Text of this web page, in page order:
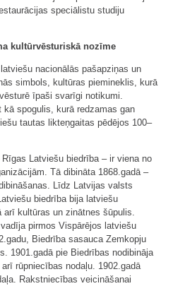
speciālistu studiju
kultūrvēsturiskā nozīme
nacionālās pašapziņas un
simbols, kultūras piemineklis, kurā
īpaši svarīgi notikumi.
spogulis, kurā redzamas gan
tautas likteņgaitas pēdējos 100–
Latviešu biedrība – ir viena no
Tā dibināta 1868.gadā –
Līdz Latvijas valsts
biedrība bija latviešu
kultūras un zinātnes šūpulis.
pirmos Vispārējos latviešu
Biedrība sasauca Zemkopju
1901.gadā pie Biedrības nodibināja
rūpniecības nodaļu. 1902.gadā
Rakstniecības veicināšanai